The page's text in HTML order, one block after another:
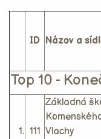
ID Názov a
Top 10 -
1. 111
Základná
Vlachy